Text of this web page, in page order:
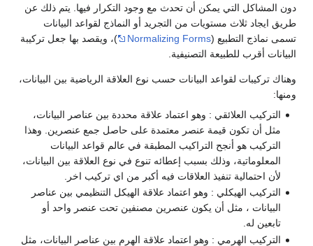
دون المشاكل التي يمكن أن تحدث مع وجود التكرار فيها. يتم ذلك عن
طريق ايجاد ثلاث مستويات من التجريد أو النماذج لقواعد البيانات
تسمى نماذج التطبيع (Normalizing Forms
)، ويقصد بها جعل تركيبة
البيانات أقرب للطبيعة التصنيفية.
وهناك تركيبات لقواعد البيانات حسب نوع العلاقة الرياضية بين البيانات،
ومنها:
التركيب العلائقي : وهو اعتماد علاقة محددة بين عناصر البيانات،
مثل أن تكون قيمة عنصر معتمدة على حاصل جمع عنصرين. وهذا
التركيب هو أنجح التراكيب المطبقة في عالم قواعد البيانات
المعلوماتية، وذلك بسبب إعطائه تنوع في نوع العلاقة بين البيانات،
لأن احتمالية تنفيذ العلاقات فيه أكبر من اي تركيب اخر.
التركيب الهيكلي : وهو اعتماد علاقة الهيكل التنظيمي بين عناصر
البيانات ، مثل أن يكون عنصرين مصنفين تحت عنصر واحد أو
تابعين له.
التركيب الهرمي : وهو اعتماد علاقة الهرم بين عناصر البيانات، مثل